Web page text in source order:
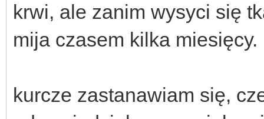
krwi, ale zanim wysyci się
mija czasem kilka miesięcy.
kurcze zastanawiam się,